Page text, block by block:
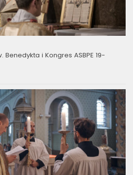
Benedykta i Kongres ASBPE 19-